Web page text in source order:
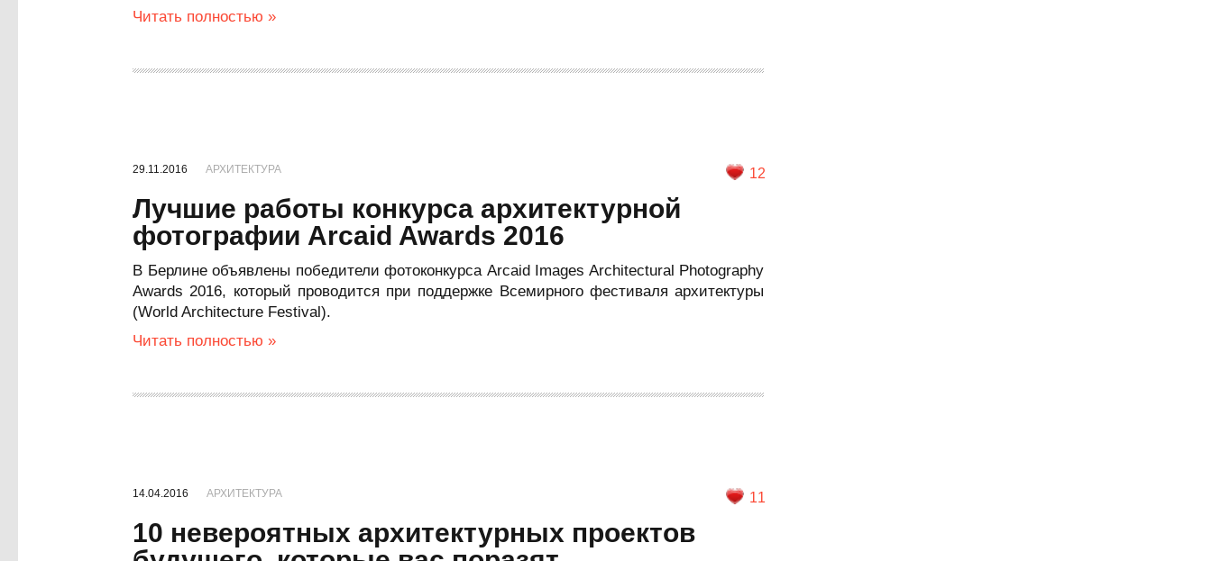
Читать полностью »
29.11.2016 АРХИТЕКТУРА 12
Лучшие работы конкурса архитектурной
фотографии Arcaid Awards 2016
В Берлине объявлены победители фотоконкурса Arcaid Images Architectural Photography
Awards 2016, который проводится при поддержке Всемирного фестиваля архитектуры
(World Architecture Festival).
Читать полностью »
14.04.2016 АРХИТЕКТУРА 11
10 невероятных архитектурных проектов